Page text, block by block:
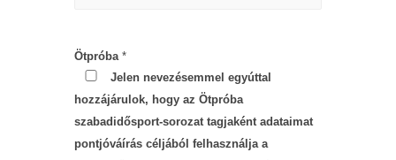
Ötpróba *
Jelen nevezésemmel egyúttal
hozzájárulok, hogy az Ötpróba
szabadidősport-sorozat tagjaként adataimat
pontjóváírás céljából felhasználja a